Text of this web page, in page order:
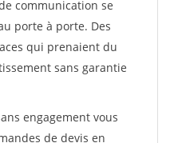
communication se
porte à porte. Des
qui prenaient du
sans garantie
engagement vous
de devis en